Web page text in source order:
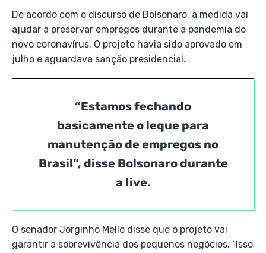
De acordo com o discurso de Bolsonaro, a medida vai
ajudar a preservar empregos durante a pandemia do
novo coronavírus. O projeto havia sido aprovado em
julho e aguardava sanção presidencial.
“Estamos fechando
basicamente o leque para
manutenção de empregos no
Brasil”, disse Bolsonaro durante
a live.
O senador Jorginho Mello disse que o projeto vai
garantir a sobrevivência dos pequenos negócios. “Isso